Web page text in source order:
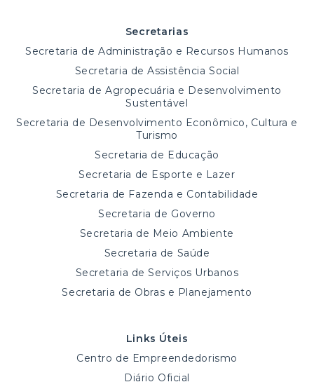
Secretarias
Secretaria de Administração e Recursos Humanos
Secretaria de Assistência Social
Secretaria de Agropecuária e Desenvolvimento
Sustentável
Secretaria de Desenvolvimento Econômico, Cultura e
Turismo
Secretaria de Educação
Secretaria de Esporte e Lazer
Secretaria de Fazenda e Contabilidade
Secretaria de Governo
Secretaria de Meio Ambiente
Secretaria de Saúde
Secretaria de Serviços Urbanos
Secretaria de Obras e Planejamento
Links Úteis
Centro de Empreendedorismo
Diário Oficial